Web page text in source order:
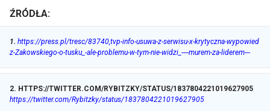
ŹRÓDŁA:
1. https://press.pl/tresc/83740,tvp-info-usuwa-z-serwisu-x-krytyczna-wypowied
z-Zakowskiego-o-tusku_-ale-problemu-w-tym-nie-widzi_----murem-za-liderem---
2. HTTPS://TWITTER.COM/RYBITZKY/STATUS/1837804221019627905
https://twitter.com/Rybitzky/status/1837804221019627905